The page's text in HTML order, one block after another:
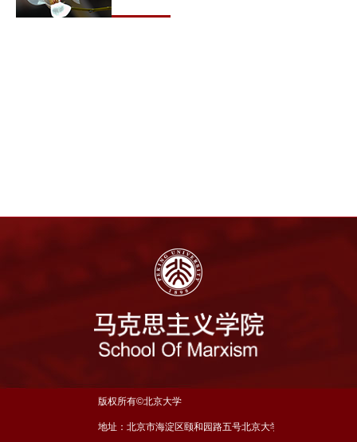
版权所有©北京大学
地址：北京市海淀区颐和园路五号北京大学理科五号楼三层